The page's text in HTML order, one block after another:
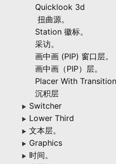
Quicklook 3d
扭曲源。
Station 徽标。
采访。
画中画 (PIP) 窗口层。
画中画（PIP）层。
Placer With
沉积层
▶ Switcher
▶ Lower Third
▶ 文本层。
▶ Graphics
▶ 时间。